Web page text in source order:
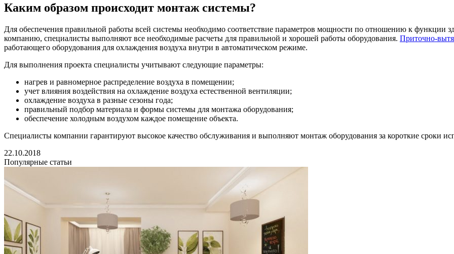
Каким образом происходит монтаж системы?
Для обеспечения правильной работы всей системы необходимо соответствие параметров мощности по отношению к функции
компанию, специалисты выполняют все необходимые расчеты для правильной и хорошей работы оборудования. Приточно-
работающего оборудования для охлаждения воздуха внутри в автоматическом режиме.
Для выполнения проекта специалисты учитывают следующие параметры:
нагрев и равномерное распределение воздуха в помещении;
учет влияния воздействия на охлаждение воздуха естественной вентиляции;
охлаждение воздуха в разные сезоны года;
правильный подбор материала и формы системы для монтажа оборудования;
обеспечение холодным воздухом каждое помещение объекта.
Специалисты компании гарантируют высокое качество обслуживания и выполняют монтаж оборудования за короткие сроки
22.10.2018
Популярные статьи